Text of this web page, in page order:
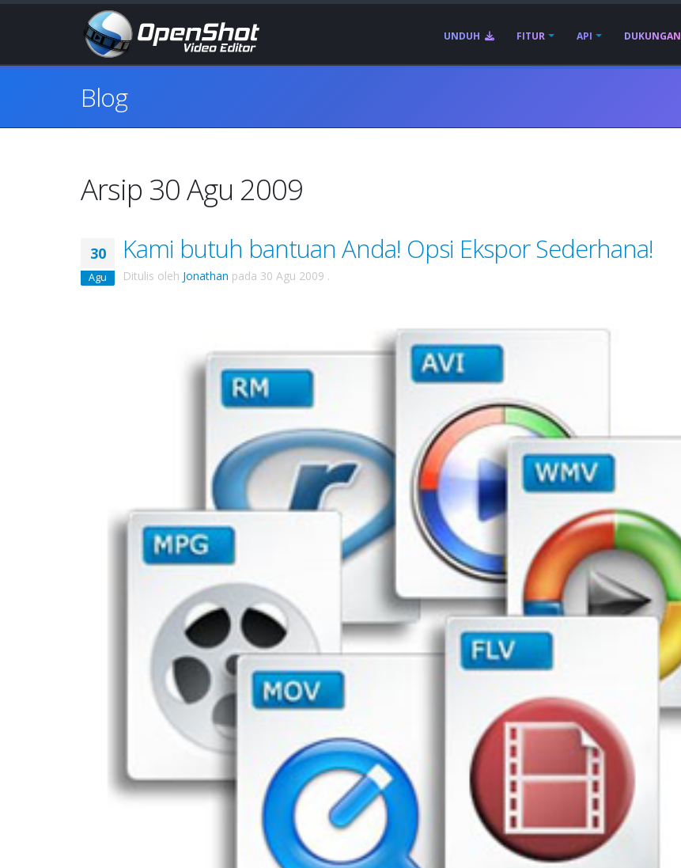
UNDUH FITUR API DUKUNGAN
Blog
Arsip 30 Agu 2009
30
Agu
Kami butuh bantuan Anda! Opsi Ekspor Sederhana!
Ditulis oleh Jonathan pada 30 Agu 2009 .